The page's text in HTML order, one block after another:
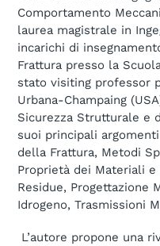
Comportamento
laurea magistrale in
incarichi di
Frattura presso la
stato visiting professor
Urbana-Champaing
Sicurezza Strutturale e
suoi principali
della Frattura, Metodi
Proprietà dei Materiali
Residue, Progettazione
Idrogeno, Trasmissioni
L’autore propone una